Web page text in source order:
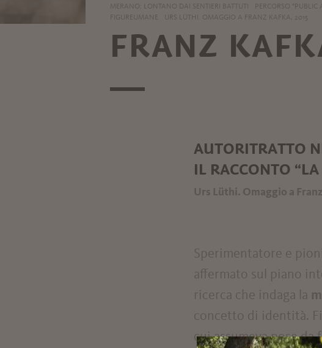
MERANO: LONTANO DAI SENTIERI BATTUTI
PERCORSO "PUBLIC
FIGUREUMANE
URS LÜTHI. OMAGGIO A FRANZ KAFKA, 2015
FRANZ
AUTORITRATTO
IL RACCONTO
Urs Lüthi. Omaggio a
Sperimentatore e
affermato sul piano
ricerca che indaga la
concetto di identità.
cui assumeva pose